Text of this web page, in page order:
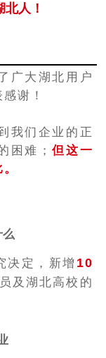
人！
广大湖北用户
谢！
我们企业的正
困难； 但这一
么
决定，新增 10
及湖北高校的